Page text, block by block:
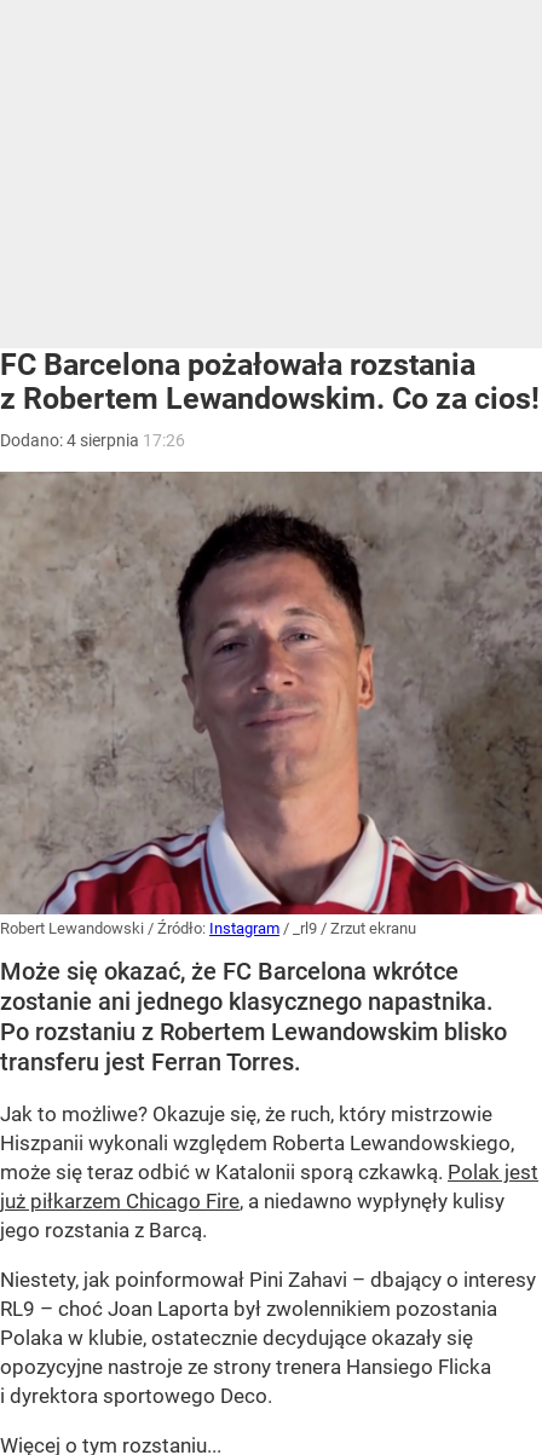
FC Barcelona pożałowała rozstania
z Robertem Lewandowskim. Co za cios!
Dodano:4 sierpnia 17:26
Robert Lewandowski / Źródło: Instagram / _rl9 / Zrzut ekranu
Może się okazać, że FC Barcelona wkrótce
zostanie ani jednego klasycznego napastnika.
Po rozstaniu z Robertem Lewandowskim blisko
transferu jest Ferran Torres.
Jak to możliwe? Okazuje się, że ruch, który mistrzowie
Hiszpanii wykonali względem Roberta Lewandowskiego,
może się teraz odbić w Katalonii sporą czkawką. Polak jest
już piłkarzem Chicago Fire, a niedawno wypłynęły kulisy
jego rozstania z Barcą.
Niestety, jak poinformował Pini Zahavi – dbający o interesy
RL9 – choć Joan Laporta był zwolennikiem pozostania
Polaka w klubie, ostatecznie decydujące okazały się
opozycyjne nastroje ze strony trenera Hansiego Flicka
i dyrektora sportowego Deco.
Więcej o tym rozstaniu...